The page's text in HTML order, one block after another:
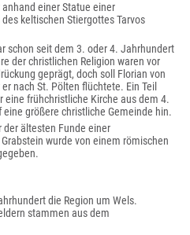
einer Statue einer
keltischen Stiergottes Tarvos
schon seit dem 3. oder 4. Jahrhundert
der christlichen Religion waren vor
geprägt, doch soll Florian von
nach St. Pölten flüchtete. Ein Teil
frühchristliche Kirche aus dem 4.
größere christliche Gemeinde hin.
der ältesten Funde einer
wurde von einem römischen
die Region um Wels.
stammen aus dem